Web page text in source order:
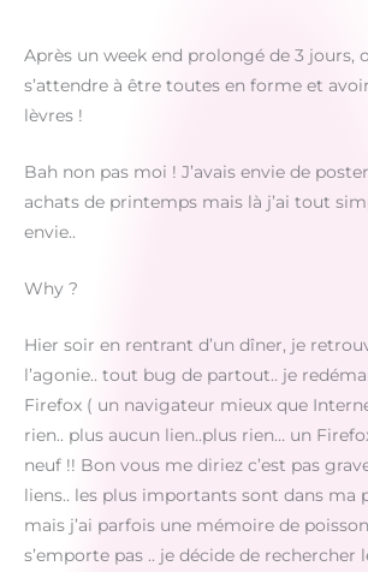
Après un week end prolongé de 3 jours,
s’attendre à être toutes en forme et
lèvres !
Bah non pas moi ! J’avais envie de
achats de printemps mais là j’ai tout
envie..
Why ?
Hier soir en rentrant d’un dîner, je
l’agonie.. tout bug de partout.. je
Firefox ( un navigateur mieux que
rien.. plus aucun lien..plus rien… un
neuf !! Bon vous me diriez c’est pas
liens.. les plus importants sont dans ma
mais j’ai parfois une mémoire de
s’emporte pas .. je décide de rechercher